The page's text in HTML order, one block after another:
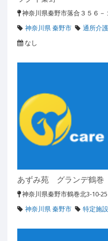
神奈川県秦野市落合３５６
神奈川県 秦野市
通所介護
なし
あずみ苑 グランデ鶴巻
神奈川県秦野市鶴巻北3-10-
神奈川県 秦野市
特定施設